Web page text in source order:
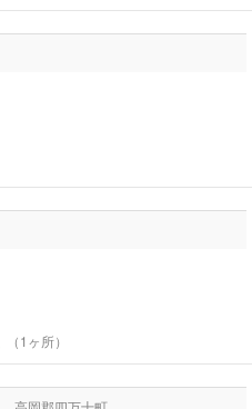
（1ヶ所）